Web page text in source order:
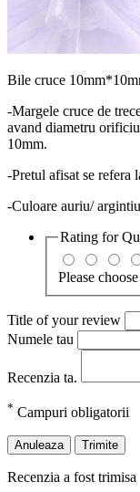
Bile cruce
-Margele cruce de
avand diametru
10mm.
-Pretul afisat se refera
-Culoare auriu/ argintiu
Rating for
Please
Title of your review
Numele tau
Recenzia ta.
* Campuri obligatorii
Anuleaza Trimite
Recenzia a fost trimisa